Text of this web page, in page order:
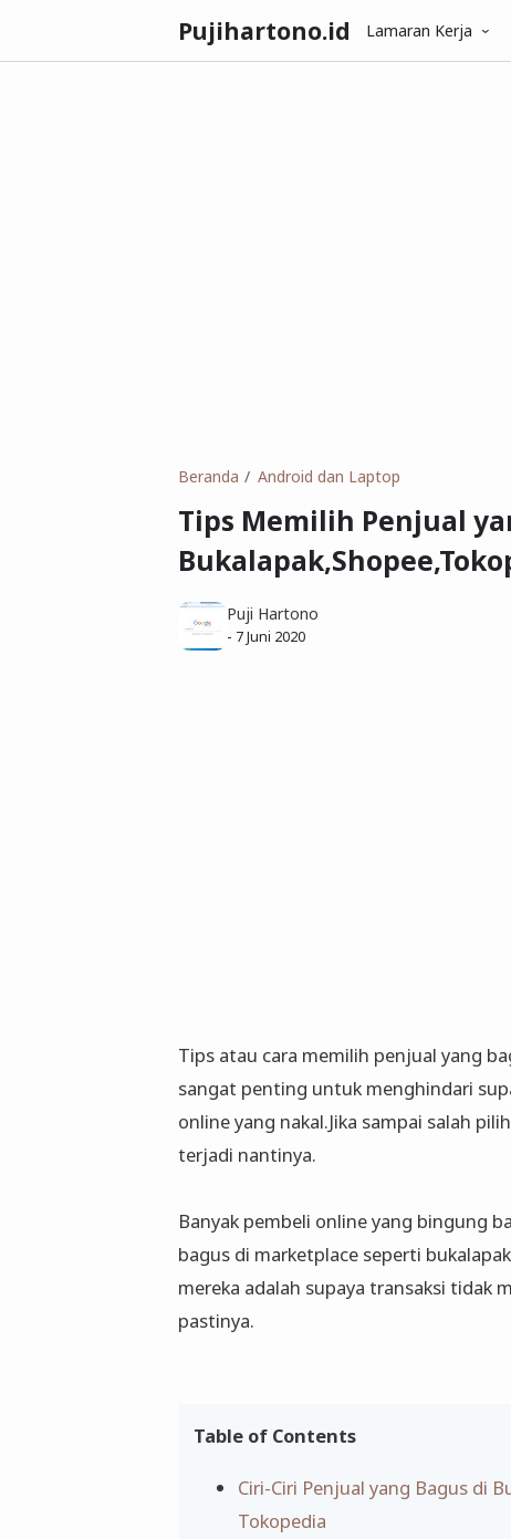
Pujihartono.id Lamaran Kerja
Beranda Android dan Laptop
Tips Memilih Penjual
Puji Hartono
- 7 Juni 2020
Tips atau cara memilih penjual yang
sangat penting untuk menghindari
online yang nakal.Jika sampai salah
terjadi nantinya.
Banyak pembeli online yang bingung
bagus di marketplace seperti
mereka adalah supaya transaksi tidak
pastinya.
Table of Contents
Ciri-Ciri Penjual yang Bagus di
Tokopedia